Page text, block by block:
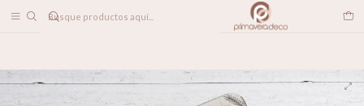
LINEA DECO Individuales Individuales Kenya